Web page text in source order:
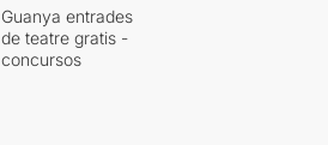
Guanya entrades
de teatre gratis -
concursos